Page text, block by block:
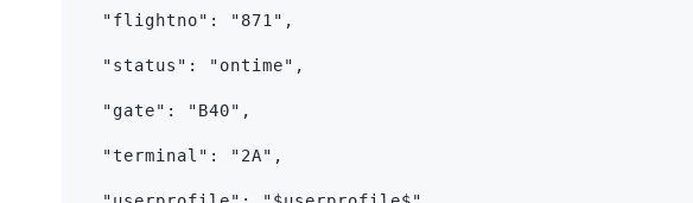
  "flightno": "871",
  "status": "ontime",
  "gate": "B40",
  "terminal": "2A",